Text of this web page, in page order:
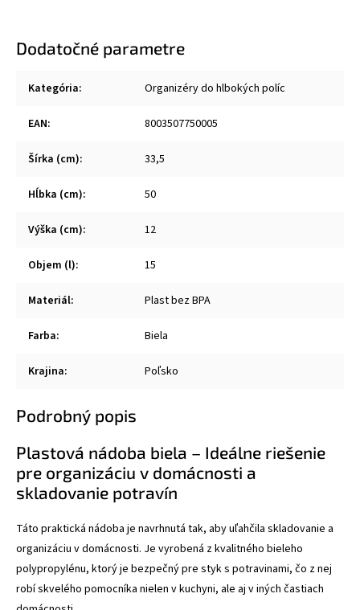
Dodatočné parametre
Kategória: Organizéry do hlbokých políc
EAN: 8003507750005
Šírka (cm): 33,5
Hĺbka (cm): 50
Výška (cm): 12
Objem (l): 15
Materiál: Plast bez BPA
Farba: Biela
Krajina: Poľsko
Podrobný popis
Plastová nádoba biela – Ideálne riešenie
pre organizáciu v domácnosti a
skladovanie potravín
Táto praktická nádoba je navrhnutá tak, aby uľahčila skladovanie a
organizáciu v domácnosti. Je vyrobená z kvalitného bieleho
polypropylénu, ktorý je bezpečný pre styk s potravinami, čo z nej
robí skvelého pomocníka nielen v kuchyni, ale aj v iných častiach